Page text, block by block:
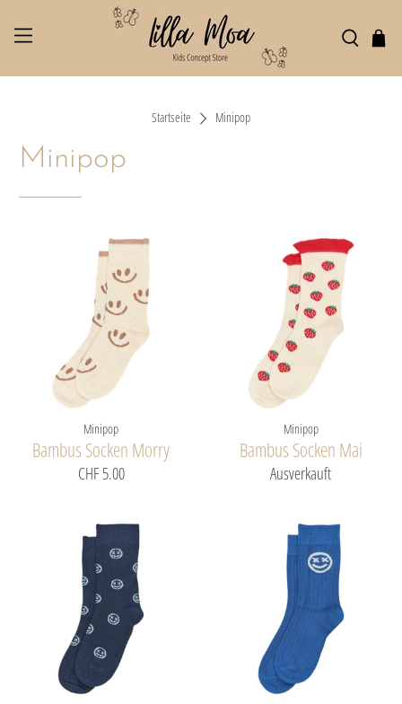
Startseite Minipop
Minipop
Minipop
Bambus Socken Morry
CHF 5.00
Minipop
Bambus Socken Mai
Ausverkauft